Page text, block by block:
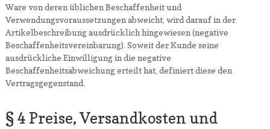
Ware von deren üblichen Beschaffenheit und
Verwendungsvoraussetzungen abweicht, wird darauf in der
Artikelbeschreibung ausdrücklich hingewiesen (negative
Beschaffenheitsvereinbarung). Soweit der Kunde seine
ausdrückliche Einwilligung in die negative
Beschaffenheitsabweichung erteilt hat, definiert diese den
Vertragsgegenstand.
§ 4 Preise, Versandkosten und